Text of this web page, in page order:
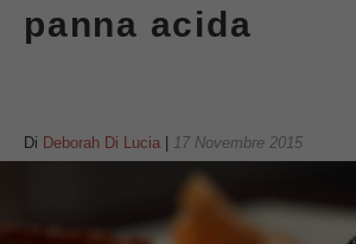
panna acida
Di Deborah Di Lucia 17 Novembre 2015